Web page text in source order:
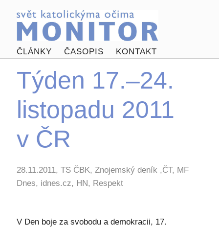
ČLÁNKY ČASOPIS KONTAKT
Týden 17.–24.
listopadu 2011
v ČR
28.11.2011, TS ČBK, Znojemský deník ,ČT, MF
Dnes, idnes.cz, HN, Respekt
V Den boje za svobodu a demokracii, 17.